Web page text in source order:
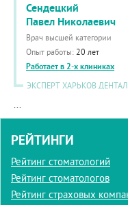
Сендецкий
Павел Николаевич
Врач высшей категории
Опыт работы: 20 лет
Работает в 2-х клиниках
ЭКСПЕРТ ХАРЬКОВ ДЕНТАЛ
...
РЕЙТИНГИ
Рейтинг стоматологий
Рейтинг стоматологов
Рейтинг страховых